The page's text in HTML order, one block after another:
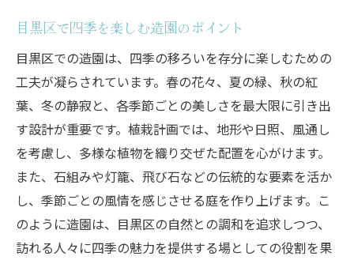
目黒区で四季を楽しむ造園のポイント
目黒区での造園は、四季の移ろいを存分に楽しむための
工夫が凝らされています。春の花々、夏の緑、秋の紅
葉、冬の静寂と、各季節ごとの美しさを最大限に引き出
す設計が重要です。植栽計画では、地形や日照、風通し
を考慮し、多様な植物を織り交ぜた配置を心がけます。
また、石組みや灯籠、飛び石などの伝統的な要素を活か
し、季節ごとの風情を感じさせる庭を作り上げます。こ
のように造園は、目黒区の自然との調和を追求しつつ、
訪れる人々に四季の魅力を提供する場としての役割を果